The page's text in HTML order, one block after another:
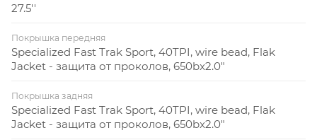
27.5''
Покрышка передняя
Specialized Fast Trak Sport, 40TPI, wire bead, Flak
Jacket - защита от проколов, 650bx2.0"
Покрышка задняя
Specialized Fast Trak Sport, 40TPI, wire bead, Flak
Jacket - защита от проколов, 650bx2.0"